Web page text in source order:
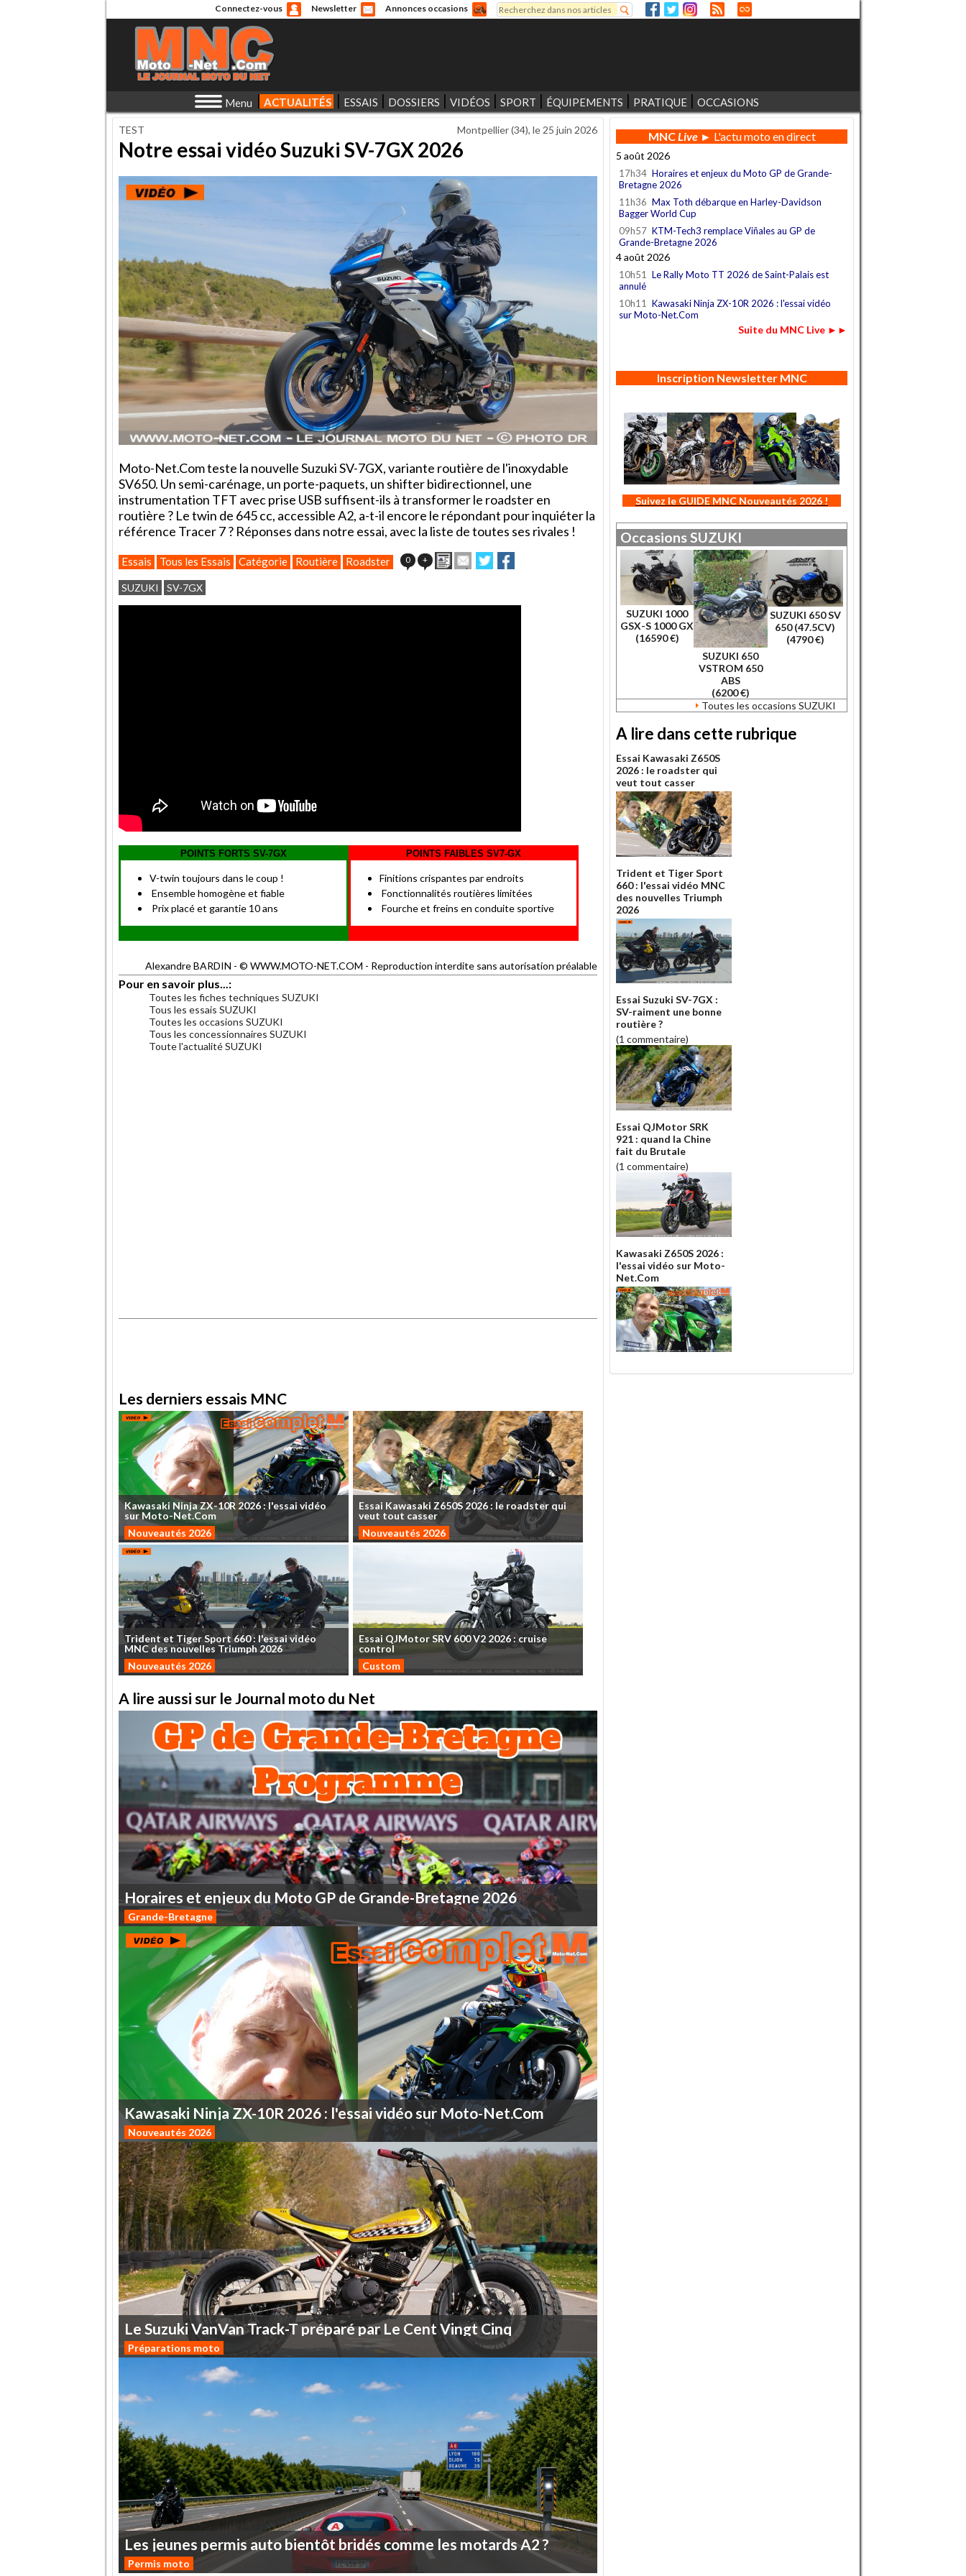
Connectez-vous Newsletter Annonces occasions
Formulaire de recherche
Rechercher
Menu ACTUALITÉS ESSAIS DOSSIERS VIDÉOS SPORT ÉQUIPEMENTS PRATIQUE OCCASIONS
TEST Montpellier (34), le 25 juin 2026
Notre essai vidéo Suzuki SV-7GX 2026
Moto-Net.Com teste la nouvelle Suzuki SV-7GX, variante routière de l'inoxydable
SV650. Un semi-carénage, un porte-paquets, un shifter bidirectionnel, une
instrumentation TFT avec prise USB suffisent-ils à transformer le roadster en
routière ? Le twin de 645 cc, accessible A2, a-t-il encore le répondant pour inquiéter la
référence Tracer 7 ? Réponses dans notre essai, avec la liste de toutes ses rivales !
Essais Tous les Essais Catégorie Routière Roadster 0 + ImprimerEnvoyer
cet
un
Partager
sur
sur
SUZUKI SV-7GX
POINTS FORTS SV-7GX
V-twin toujours dans le coup !
Ensemble homogène et fiable
Prix placé et garantie 10 ans
POINTS FAIBLES SV7-GX
Finitions crispantes par endroits
Fonctionnalités routières limitées
Fourche et freins en conduite sportive
Alexandre BARDIN - © WWW.MOTO-NET.COM - Reproduction interdite sans autorisation préalable
Pour en savoir plus...:
Toutes les fiches techniques SUZUKI
Tous les essais SUZUKI
Toutes les occasions SUZUKI
Tous les concessionnaires SUZUKI
Toute l'actualité SUZUKI
Les derniers essais MNC
Kawasaki NinjaZX-10R 2026 : l'essai vidéo
sur Moto-Net.Com
Nouveautés 2026
Essai Kawasaki Z650S2026:le roadster qui
veut tout casser
Nouveautés 2026
Trident et TigerSport 660: l'essaividéo
MNCdesnouvelles Triumph2026
Nouveautés 2026
Essai QJMotorSRV 600V2 2026: cruise
control
Custom
A lire aussi sur le Journal moto du Net
Horaires et enjeux du Moto GP de Grande-Bretagne 2026
Grande-Bretagne
Kawasaki Ninja ZX-10R 2026 : l'essaividéosur Moto-Net.Com
Nouveautés 2026
Le Suzuki VanVanTrack-Tpréparépar Le Cent VingtCinq
Préparations moto
Les jeunes permis auto bientôt bridéscomme les motardsA2 ?
Permis moto
MNCLive► L'actu moto en direct
5 août 2026
17h34 Horaires et enjeux du Moto GP de Grande-
Bretagne 2026
11h36 Max Toth débarque en Harley-Davidson
Bagger World Cup
09h57 KTM-Tech3 remplace Viñales au GP de
Grande-Bretagne 2026
4 août 2026
10h51
Le Rally Moto TT 2026 de Saint-Palais est
annulé
10h11
Kawasaki Ninja ZX-10R 2026 : l'essai vidéo
sur Moto-Net.Com
Suite du MNC Live ►►
Inscription Newsletter MNC
Suivez le GUIDE MNC Nouveautés 2026 !
OccasionsSUZUKI
SUZUKI 1000
GSX-S 1000 GX
(16590 €)
SUZUKI 650
VSTROM 650
ABS
(6200 €)
SUZUKI 650 SV
650 (47.5CV)
(4790 €)
Toutes les occasions SUZUKI
A lire dans cette rubrique
Essai Kawasaki Z650S
2026 : le roadster qui
veut tout casser
Trident et Tiger Sport
660 : l'essai vidéo MNC
des nouvelles Triumph
2026
Essai Suzuki SV-7GX :
SV-raiment une bonne
routière ?
(1 commentaire)
Essai QJMotor SRK
921 : quand la Chine
fait du Brutale
(1 commentaire)
Kawasaki Z650S 2026 :
l'essai vidéo sur Moto-
Net.Com